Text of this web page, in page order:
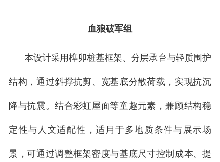
血狼破军组
本设计采用榫卯桩基框架、分层承台与轻质围护
结构，通过斜撑抗剪、宽基底分散荷载，实现抗沉
降与抗震。结合彩虹屋面等童趣元素，兼顾结构稳
定性与人文适配性，适用于多地质条件与展示场
景，可通过调整框架密度与基底尺寸控制成本、提